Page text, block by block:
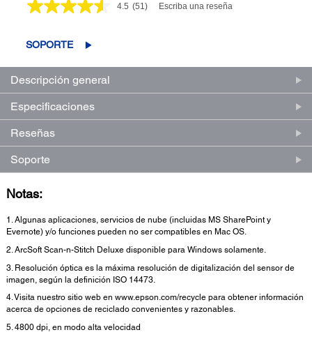
4.5 Lea
la
(51) Escriba una reseña
SOPORTE
Descripción general
Especificaciones
Reseñas
Soporte
Notas:
1. Algunas aplicaciones, servicios de nube (incluidas MS SharePoint y
Evernote) y/o funciones pueden no ser compatibles en Mac OS.
2. ArcSoft Scan-n-Stitch Deluxe disponible para Windows solamente.
3. Resolución óptica es la máxima resolución de digitalización del sensor de
imagen, según la definición ISO 14473.
4. Visita nuestro sitio web en www.epson.com/recycle para obtener información
acerca de opciones de reciclado convenientes y razonables.
5. 4800 dpi, en modo alta velocidad